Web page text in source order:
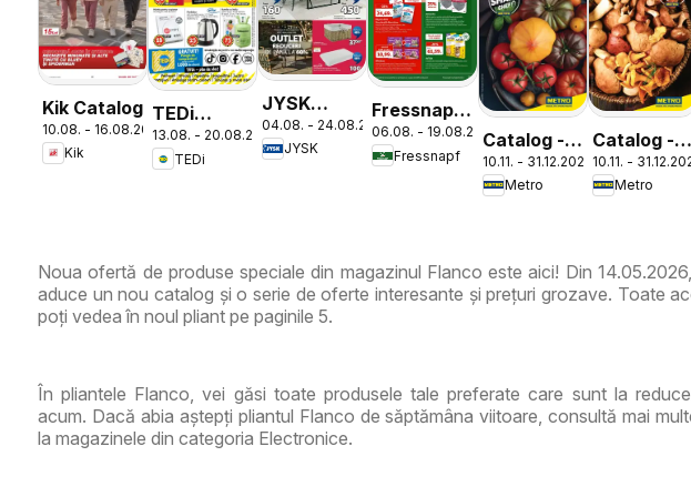
Kik Catalog
10.08. - 16.08.2026
Kik
TEDi
Catalog
Chitila
13.08. - 20.08.2026
TEDi
JYSK
Catalog
04.08. - 24.08.2026
JYSK
Fressnapf
Catalog
06.08. - 19.08.2026
Fressnapf
Catalog -
Varietăți
de Roșii
10.11. - 31.12.2026
Metro
Catalog -
Varietăți
de Ciuperci
10.11. -
Metro
Noua ofertă de produse speciale din magazinul Flanco este aici! Din
aduce un nou catalog și o serie de oferte interesante și prețuri grozave. Toate
poți vedea în noul pliant pe paginile 5.
În pliantele Flanco, vei găsi toate produsele tale preferate care sunt la
acum. Dacă abia aștepți pliantul Flanco de săptămâna viitoare, consultă mai
la magazinele din categoria Electronice.